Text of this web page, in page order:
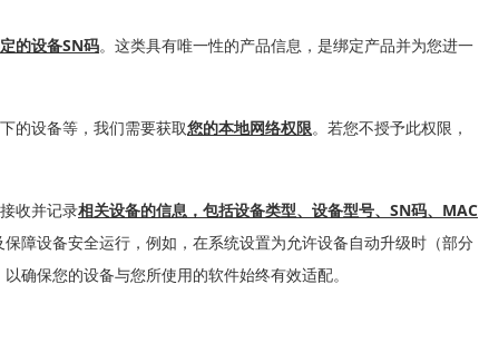
的设备SN码。这类具有唯一性的产品信息，是绑定产品并为您进一
的设备等，我们需要获取您的本地网络权限。若您不授予此权限，
接收并记录相关设备的信息，包括设备类型、设备型号、 SN码、 MAC
障设备安全运行，例如，在系统设置为允许设备自动升级时（部分
保您的设备与您所使用的软件始终有效适配。